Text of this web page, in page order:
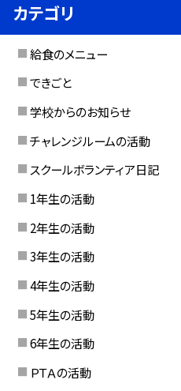
カテゴリ
給食のメニュー
できごと
学校からのお知らせ
チャレンジルームの活動
スクールボランティア日記
1年生の活動
2年生の活動
3年生の活動
4年生の活動
5年生の活動
6年生の活動
ＰＴＡの活動